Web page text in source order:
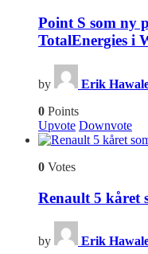
Point S som ny
TotalEnergies i
by Erik
0 Points
Upvote Downvote
0 Votes
Renault 5 kåret
by Erik